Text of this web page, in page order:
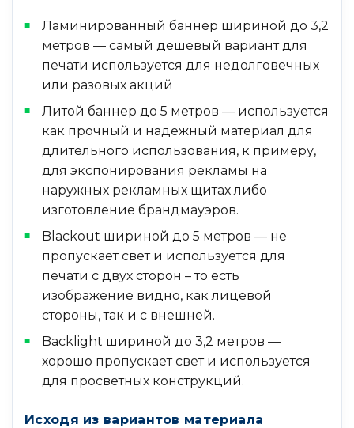
Ламинированный баннер шириной до 3,2
метров — самый дешевый вариант для
печати используется для недолговечных
или разовых акций
Литой баннер до 5 метров — используется
как прочный и надежный материал для
длительного использования, к примеру,
для экспонирования рекламы на
наружных рекламных щитах либо
изготовление брандмауэров.
Blackout шириной до 5 метров — не
пропускает свет и используется для
печати с двух сторон – то есть
изображение видно, как лицевой
стороны, так и с внешней.
Backlight шириной до 3,2 метров —
хорошо пропускает свет и используется
для просветных конструкций.
Исходя из вариантов материала